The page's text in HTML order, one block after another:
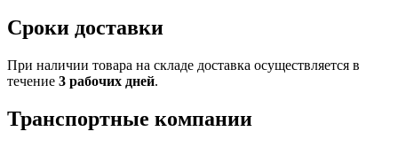
Сроки доставки
При наличии товара на складе доставка осуществляется в
течение 3 рабочих дней.
Транспортные компании